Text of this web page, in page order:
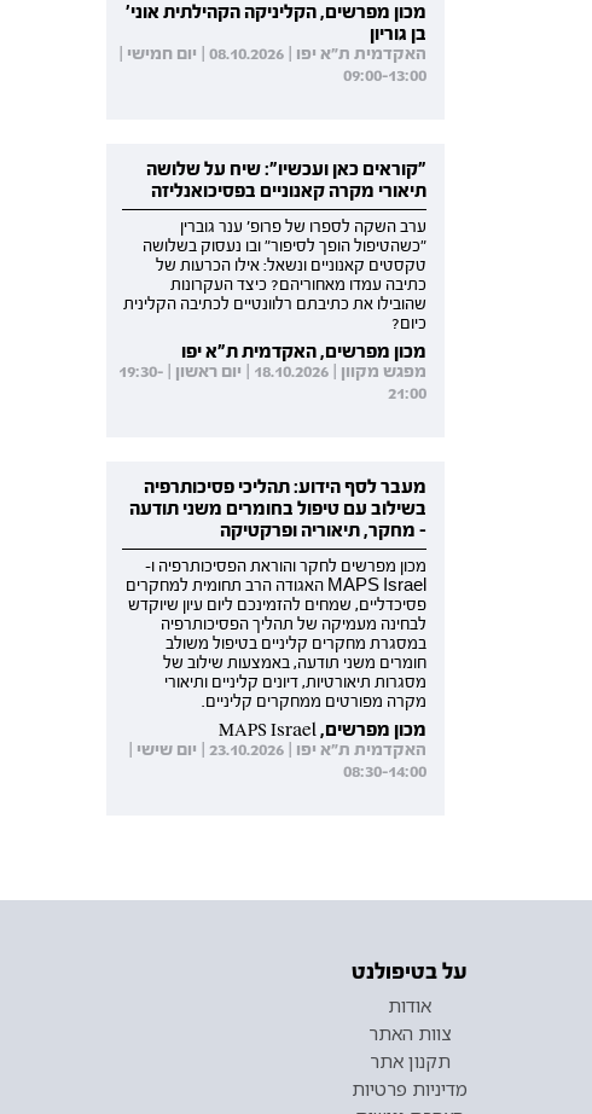
מכון מפרשים, הקליניקה הקהילתית אוני'
בן גוריון
האקדמית ת"א יפו | 08.10.2026 | יום חמישי |
09:00-13:00
"קוראים כאן ועכשיו": שיח על שלושה
תיאורי מקרה קאנוניים בפסיכואנליזה
ערב השקה לספרו של פרופ' ענר גוברין
"כשהטיפול הופך לסיפור" ובו נעסוק בשלושה
טקסטים קאנוניים ונשאל: אילו הכרעות של
כתיבה עמדו מאחוריהם? כיצד העקרונות
שהובילו את כתיבתם רלוונטיים לכתיבה הקלינית
כיום?
מכון מפרשים, האקדמית ת"א יפו
מפגש מקוון | 18.10.2026 | יום ראשון | 19:30-
21:00
מעבר לסף הידוע: תהליכי פסיכותרפיה
בשילוב עם טיפול בחומרים משני תודעה
- מחקר, תיאוריה ופרקטיקה
מכון מפרשים לחקר והוראת הפסיכותרפיה ו-
MAPS Israel האגודה הרב תחומית למחקרים
פסיכדליים, שמחים להזמינכם ליום עיון שיוקדש
לבחינה מעמיקה של תהליך הפסיכותרפיה
במסגרת מחקרים קליניים בטיפול משולב
חומרים משני תודעה, באמצעות שילוב של
מסגרות תיאורטיות, דיונים קליניים ותיאורי
מקרה מפורטים ממחקרים קליניים.
מכון מפרשים, MAPS Israel
האקדמית ת"א יפו | 23.10.2026 | יום שישי |
08:30-14:00
על בטיפולנט
אודות
צוות האתר
תקנון אתר
מדיניות פרטיות